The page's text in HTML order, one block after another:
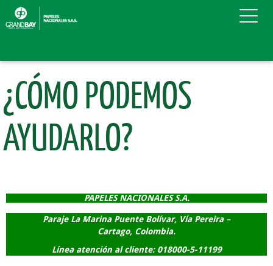
¿CÓMO PODEMOS
AYUDARLO?
PAPELES NACIONALES S.A.
Paraje La Marina Puente Bolívar, Vía Pereira –
Cartago, Colombia.
Línea atención al cliente: 018000-5-11199